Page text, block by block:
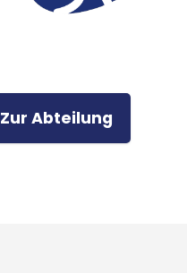
Zur Abteilung